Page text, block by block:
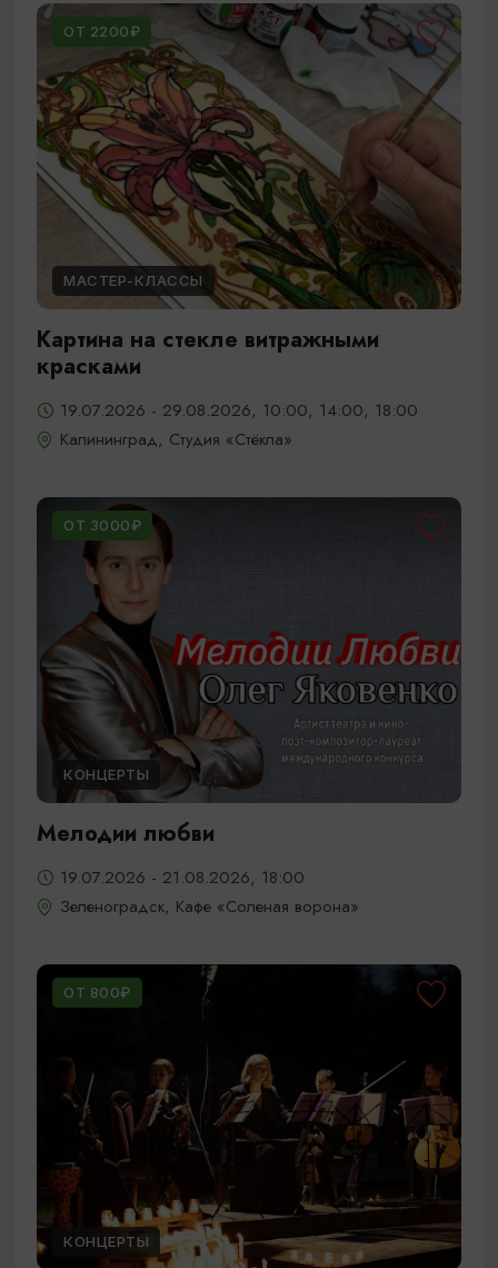
ОТ 2200₽
МАСТЕР-КЛАССЫ
Картина на стекле витражными
красками
19.07.2026 - 29.08.2026, 10:00, 14:00, 18:00
Калининград, Студия «Стёкла»
ОТ 3000₽
КОНЦЕРТЫ
Мелодии любви
19.07.2026 - 21.08.2026, 18:00
Зеленоградск, Кафе «Соленая ворона»
ОТ 800₽
КОНЦЕРТЫ